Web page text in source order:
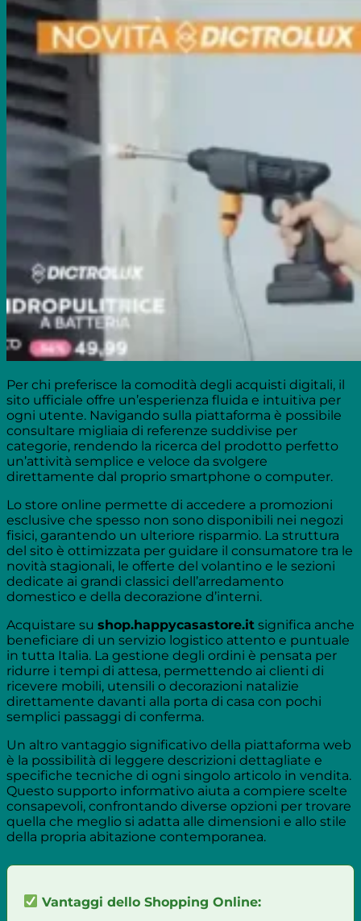
Per chi preferisce la comodità degli acquisti digitali, il
sito ufficiale offre un’esperienza fluida e intuitiva per
ogni utente. Navigando sulla piattaforma è possibile
consultare migliaia di referenze suddivise per
categorie, rendendo la ricerca del prodotto perfetto
un’attività semplice e veloce da svolgere
direttamente dal proprio smartphone o computer.
Lo store online permette di accedere a promozioni
esclusive che spesso non sono disponibili nei negozi
fisici, garantendo un ulteriore risparmio. La struttura
del sito è ottimizzata per guidare il consumatore tra le
novità stagionali, le offerte del volantino e le sezioni
dedicate ai grandi classici dell’arredamento
domestico e della decorazione d’interni.
Acquistare su shop.happycasastore.it significa anche
beneficiare di un servizio logistico attento e puntuale
in tutta Italia. La gestione degli ordini è pensata per
ridurre i tempi di attesa, permettendo ai clienti di
ricevere mobili, utensili o decorazioni natalizie
direttamente davanti alla porta di casa con pochi
semplici passaggi di conferma.
Un altro vantaggio significativo della piattaforma web
è la possibilità di leggere descrizioni dettagliate e
specifiche tecniche di ogni singolo articolo in vendita.
Questo supporto informativo aiuta a compiere scelte
consapevoli, confrontando diverse opzioni per trovare
quella che meglio si adatta alle dimensioni e allo stile
della propria abitazione contemporanea.
Vantaggi dello Shopping Online: